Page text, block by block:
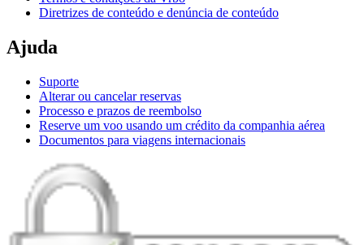
Diretrizes de conteúdo e denúncia de conteúdo
Ajuda
Suporte
Alterar ou cancelar reservas
Processo e prazos de reembolso
Reserve um voo usando um crédito da companhia aérea
Documentos para viagens internacionais